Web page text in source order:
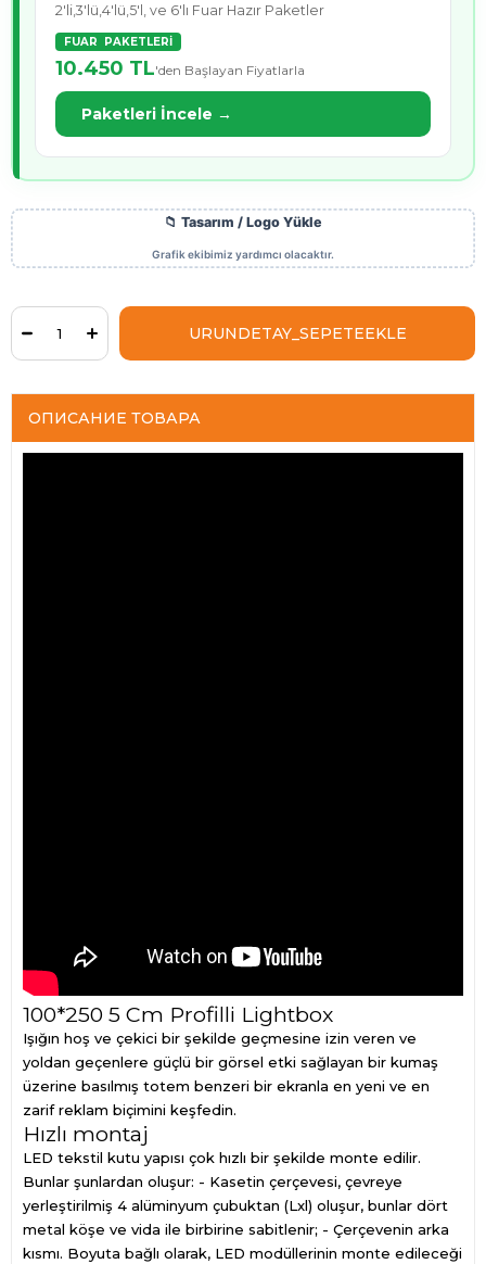
2'li,3'lü,4'lü,5'l, ve 6'lı Fuar Hazır Paketler
FUAR PAKETLERİ
10.450 TL'den Başlayan Fiyatlarla
Paketleri İncele →
ОПИСАНИЕ ТОВАРА
100*250 5 Cm Profilli Lightbox
Işığın hoş ve çekici bir şekilde geçmesine izin veren ve
yoldan geçenlere güçlü bir görsel etki sağlayan bir kumaş
üzerine basılmış totem benzeri bir ekranla en yeni ve en
zarif reklam biçimini keşfedin.
Hızlı montaj
LED tekstil kutu yapısı çok hızlı bir şekilde monte edilir.
Bunlar şunlardan oluşur: - Kasetin çerçevesi, çevreye
yerleştirilmiş 4 alüminyum çubuktan (Lxl) oluşur, bunlar dört
metal köşe ve vida ile birbirine sabitlenir; - Çerçevenin arka
kısmı. Boyuta bağlı olarak, LED modüllerinin monte edileceği